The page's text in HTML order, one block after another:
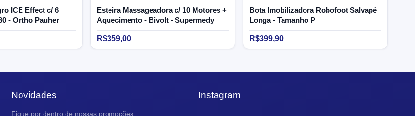
ICE Effect c/ 6
- Ortho Pauher
Esteira Massageadora c/ 10 Motores +
Aquecimento - Bivolt - Supermedy
R$359,00
Bota Imobilizadora Robofoot Salvapé
Longa - Tamanho P
R$399,90
Novidades
Fique por dentro de nossas promoções:
Instagram